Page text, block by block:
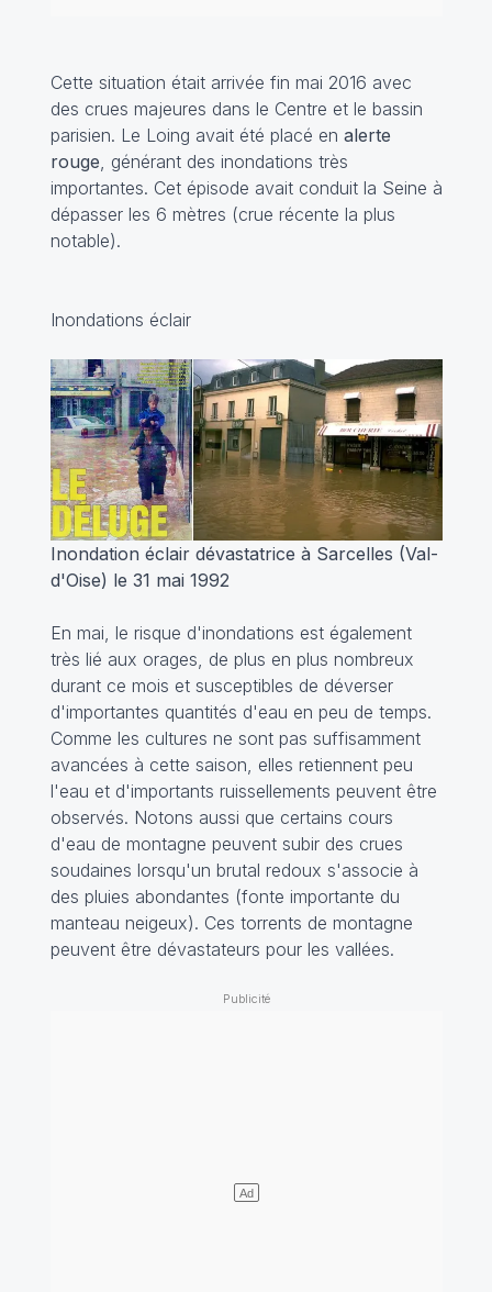
Cette situation était arrivée fin mai 2016 avec
des crues majeures dans le Centre et le bassin
parisien. Le Loing avait été placé en alerte
rouge , générant des inondations très
importantes. Cet épisode avait conduit la Seine à
dépasser les 6 mètres (crue récente la plus
notable).
Inondations éclair
Inondation éclair dévastatrice à Sarcelles (Val-
d'Oise) le 31 mai 1992
En mai, le risque d'inondations est également
très lié aux orages, de plus en plus nombreux
durant ce mois et susceptibles de déverser
d'importantes quantités d'eau en peu de temps.
Comme les cultures ne sont pas suffisamment
avancées à cette saison, elles retiennent peu
l'eau et d'importants ruissellements peuvent être
observés. Notons aussi que certains cours
d'eau de montagne peuvent subir des crues
soudaines lorsqu'un brutal redoux s'associe à
des pluies abondantes (fonte importante du
manteau neigeux). Ces torrents de montagne
peuvent être dévastateurs pour les vallées.